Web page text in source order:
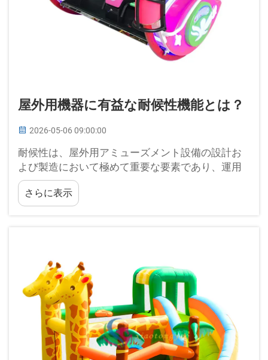
屋外用機器に有益な耐候性機能とは？
2026-05-06 09:00:00
耐候性は、屋外用アミューズメント設備の設計お
よび製造において極めて重要な要素であり、運用
の信頼性、保守コスト、および来場者の安全性に
直接影響を与えます。現代の屋外エンターテイン
メント施設は、絶え間なく…
さらに表示